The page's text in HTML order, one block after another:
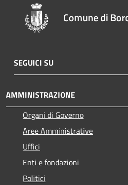
Comune di
SEGUICI SU
AMMINISTRAZIONE
Organi di Governo
Aree Amministrative
Uffici
Enti e fondazioni
Politici